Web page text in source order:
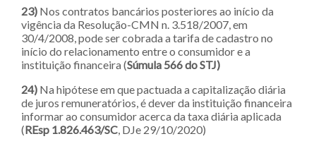
23) Nos contratos bancários posteriores ao início da
vigência da Resolução-CMN n. 3.518/2007, em
30/4/2008, pode ser cobrada a tarifa de cadastro no
início do relacionamento entre o consumidor e a
instituição financeira (Súmula 566 do STJ)
24) Na hipótese em que pactuada a capitalização diária
de juros remuneratórios, é dever da instituição financeira
informar ao consumidor acerca da taxa diária aplicada
(REsp 1.826.463/SC , DJe 29/10/2020)